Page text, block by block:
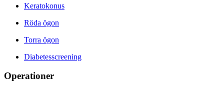
Keratokonus
Röda ögon
Torra ögon
Diabetesscreening
Operationer